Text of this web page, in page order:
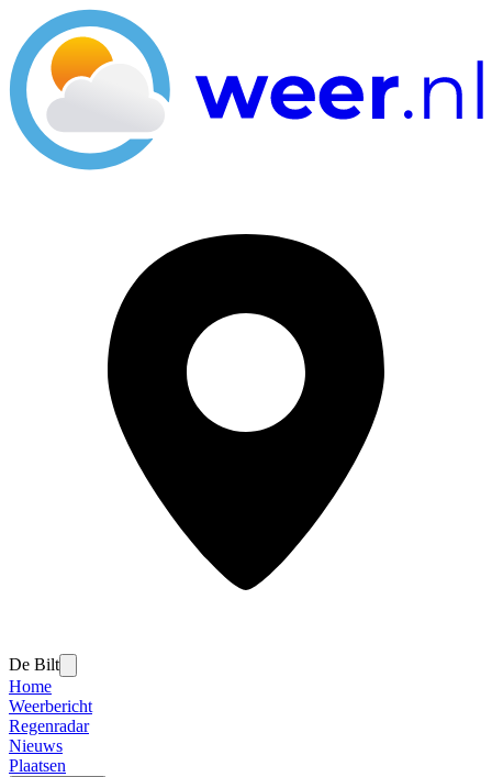
De Bilt
Home
Weerbericht
Regenradar
Nieuws
Plaatsen